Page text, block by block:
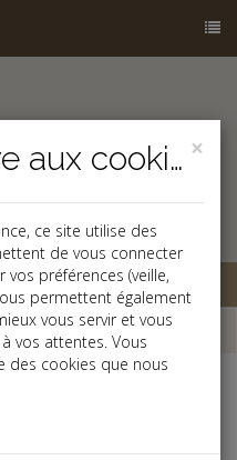
×
Politique relative aux cookies
ce site utilise des
de vous connecter
préférences (veille,
permettent également
vous servir et vous
vos attentes. Vous
des cookies que nous